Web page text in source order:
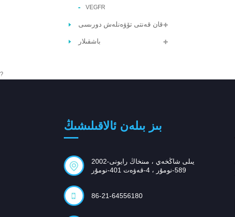
VEGFR
قان قەنتى تۆۋەنلەش دورىسى
باشقىلار
?
بىز بىلەن ئالاقىلىشىڭ
2002-يىلى شاڭخەي ، مىنخاڭ رايونى
589-نومۇر ، 4-قەۋەت 401-نومۇر
86-21-64556180